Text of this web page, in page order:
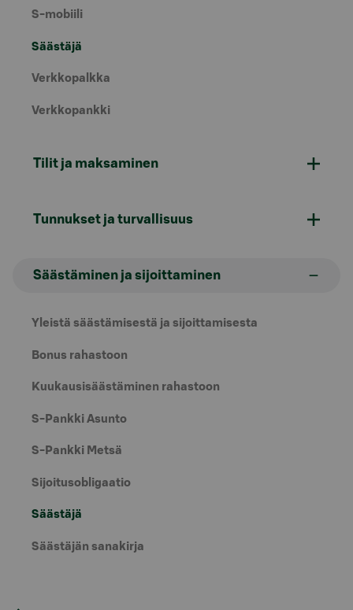
S-mobiili
Säästäjä
Verkkopalkka
Verkkopankki
Tilit ja maksaminen
Tunnukset ja turvallisuus
Säästäminen ja sijoittaminen
Yleistä säästämisestä ja sijoittamisesta
Bonus rahastoon
Kuukausisäästäminen rahastoon
S-Pankki Asunto
S-Pankki Metsä
Sijoitusobligaatio
Säästäjä
Säästäjän sanakirja